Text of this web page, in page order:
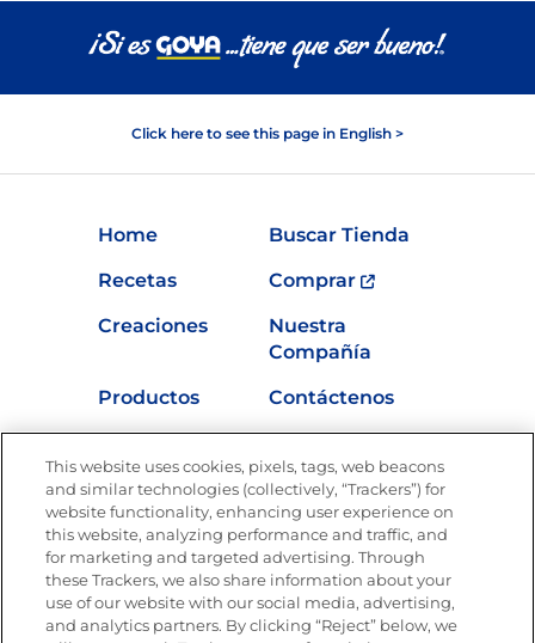
Click here to see this page in English >
Home
Buscar Tienda
Recetas
Comprar
Creaciones
Nuestra
Compañía
Productos
Contáctenos
Nutrición
Únete a La Cocina Goya®
Recibe Nuevas Recetas, Ofertas Especiales y
Promociones
This website uses cookies, pixels, tags, web beacons
and similar technologies (collectively, “Trackers”) for
website functionality, enhancing user experience on
this website, analyzing performance and traffic, and
for marketing and targeted advertising. Through
these Trackers, we also share information about your
use of our website with our social media, advertising,
and analytics partners. By clicking “Reject” below, we